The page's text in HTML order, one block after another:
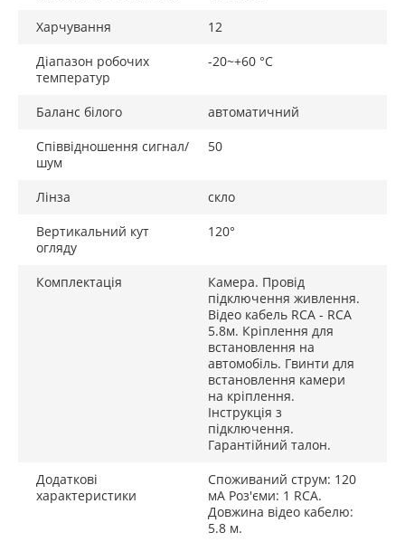
Харчування
12
Діапазон робочих
температур
-20~+60 °C
Баланс білого
автоматичний
Співвідношення сигнал/
шум
50
Лінза
скло
Вертикальний кут
огляду
120°
Комплектація
Камера. Провід
підключення живлення.
Відео кабель RCA - RCA
5.8м. Кріплення для
встановлення на
автомобіль. Гвинти для
встановлення камери
на кріплення.
Інструкція з
підключення.
Гарантійний талон.
Додаткові
характеристики
Споживаний струм: 120
мА Роз'єми: 1 RCA.
Довжина відео кабелю:
5.8 м.